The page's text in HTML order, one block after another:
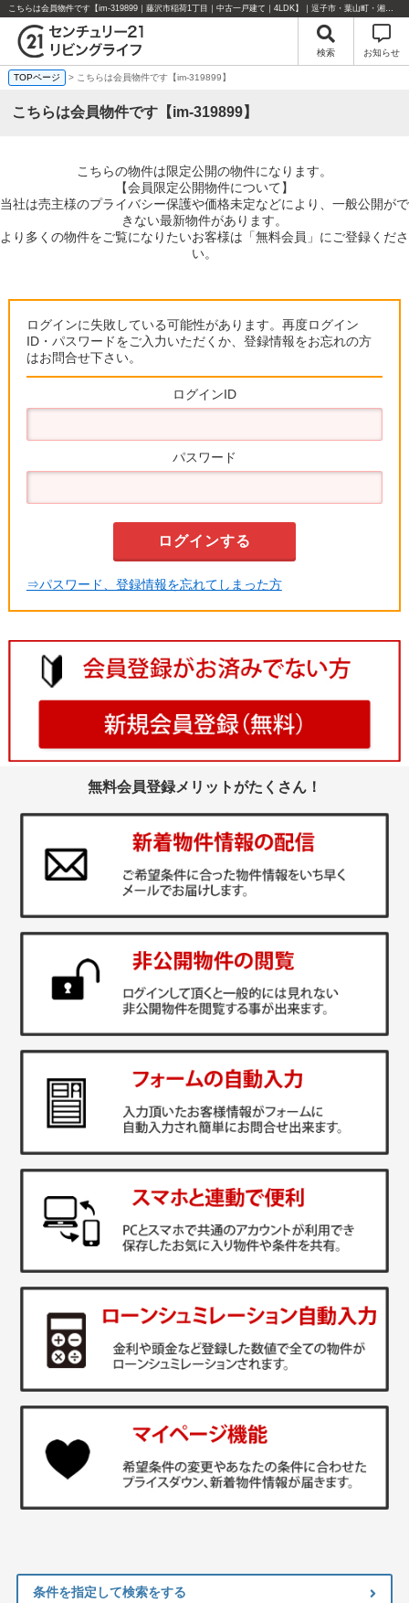
こちらは会員物件です【im-319899｜藤沢市稲荷1丁目｜中古一戸建て｜4LDK】｜逗子市・葉山町・湘南エリアの不動産のことならセンチュリー21リビングライフにお任せください！
検索 お知らせ
TOPページ > こちらは会員物件です【im-319899】
こちらは会員物件です【im-319899】
こちらの物件は限定公開の物件になります。
【会員限定公開物件について】
当社は売主様のプライバシー保護や価格未定などにより、一般公開がで
きない最新物件があります。
より多くの物件をご覧になりたいお客様は「無料会員」にご登録くださ
い。
ログインに失敗している可能性があります。再度ログイン
ID・パスワードをご入力いただくか、登録情報をお忘れの方
はお問合せ下さい。
ログインID
パスワード
⇒パスワード、登録情報を忘れてしまった方
無料会員登録メリットがたくさん！
条件を指定して検索をする